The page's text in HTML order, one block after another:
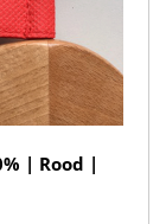
| Rood |